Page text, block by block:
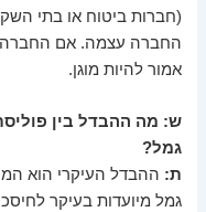
(חברות ביטוח או בתי
החברה עצמה. אם החברה
אמור להיות מוגן.
ש: מה ההבדל בין
גמל?
ת: ההבדל העיקרי הוא
גמל מיועדות בעיקר